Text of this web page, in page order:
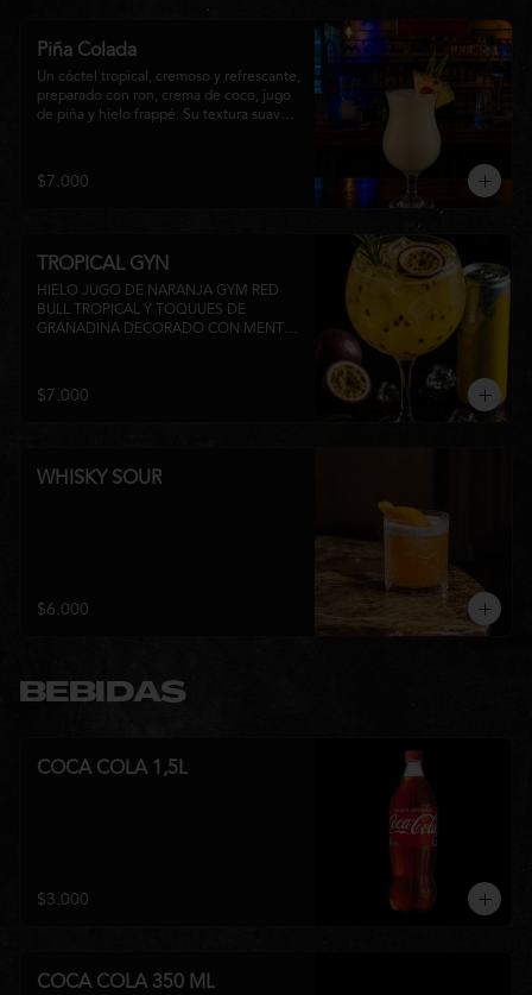
Piña Colada
Un cóctel tropical, cremoso y refrescante,
preparado con ron, crema de coco, jugo
de piña y hielo frappé. Su textura suave y
disfrutar de un momento de relajo o
acompañar la experiencia gastronómica
$7.000
TROPICAL GYN
HIELO JUGO DE NARANJA GYM RED
BULL TROPICAL Y TOQUUES DE
GRANADINA DECORADO CON MENTA
$7.000
WHISKY SOUR
$6.000
BEBIDAS
COCA COLA 1,5L
$3.000
COCA COLA 350 ML